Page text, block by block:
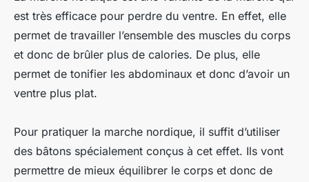
est très efficace pour perdre du ventre. En effet, elle
permet de travailler l’ensemble des muscles du corps
et donc de brûler plus de calories. De plus, elle
permet de tonifier les abdominaux et donc d’avoir un
ventre plus plat.
Pour pratiquer la marche nordique, il suffit d’utiliser
des bâtons spécialement conçus à cet effet. Ils vont
permettre de mieux équilibrer le corps et donc de